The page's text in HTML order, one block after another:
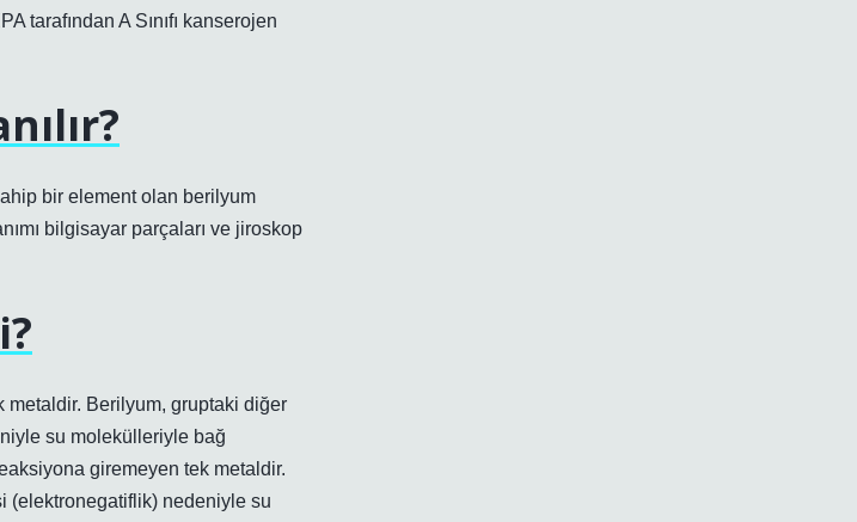
tarafından A Sınıfı kanserojen
bir element olan berilyum
bilgisayar parçaları ve jiroskop
Berilyum, gruptaki diğer
su molekülleriyle bağ
giremeyen tek metaldir.
(elektronegatiflik) nedeniyle su